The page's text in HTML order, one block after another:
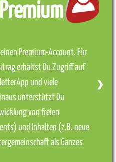
Premium-Account. Für
erhältst Du Zugriff auf
und viele
unterstützt Du
von freien
und Inhalten (z.B. neue
als Ganzes
❯